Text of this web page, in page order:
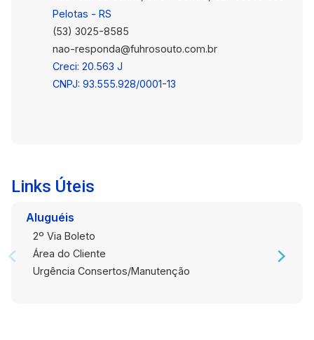
Pelotas - RS
(53) 3025-8585
nao-responda@fuhrosouto.com.br
Creci: 20.563 J
CNPJ: 93.555.928/0001-13
Links Úteis
Aluguéis
2º Via Boleto
Área do Cliente
Urgência Consertos/Manutenção